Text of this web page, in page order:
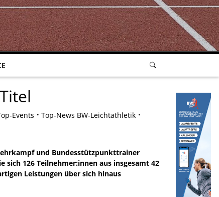
Events
Top-News BW-Leichtathletik
und Bundesstützpunkttrainer
126 Teilnehmer:innen aus insgesamt 42
Leistungen über sich hinaus